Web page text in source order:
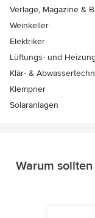
Verlage, Magazine &
Weinkeller
Elektriker
Lüftungs- und
Klär- &
Klempner
Solaranlagen
Warum